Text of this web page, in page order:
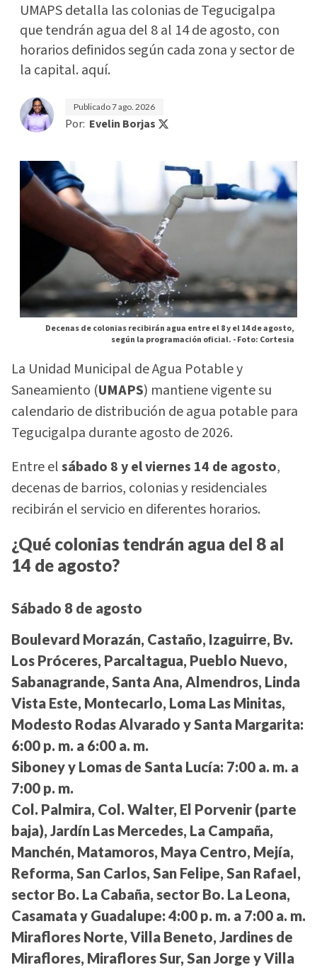
UMAPS detalla las colonias de Tegucigalpa
que tendrán agua del 8 al 14 de agosto, con
horarios definidos según cada zona y sector de
la capital. aquí.
Publicado7 ago. 2026
Por: Evelin Borjas
Decenas de colonias recibirán agua entre el 8 y el 14 de agosto,
según la programación oficial. -Foto: Cortesia
La Unidad Municipal de Agua Potable y
Saneamiento (UMAPS) mantiene vigente su
calendario de distribución de agua potable para
Tegucigalpa durante agosto de 2026.
Entre elsábado 8 y el viernes 14 de agosto,
decenas de barrios, colonias y residenciales
recibirán el servicio en diferentes horarios.
¿Qué colonias tendrán agua del 8 al
14 de agosto?
Sábado 8 de agosto
Boulevard Morazán, Castaño, Izaguirre, Bv.
Los Próceres, Parcaltagua, Pueblo Nuevo,
Sabanagrande, Santa Ana, Almendros, Linda
Vista Este, Montecarlo, Loma Las Minitas,
Modesto Rodas Alvarado y Santa Margarita:
6:00 p. m. a 6:00 a. m.
Siboney y Lomas de Santa Lucía: 7:00 a. m. a
7:00 p. m.
Col. Palmira, Col. Walter, El Porvenir (parte
baja), Jardín Las Mercedes, La Campaña,
Manchén, Matamoros, Maya Centro, Mejía,
Reforma, San Carlos, San Felipe, San Rafael,
sector Bo. La Cabaña, sector Bo. La Leona,
Casamata y Guadalupe: 4:00 p. m. a 7:00 a. m.
Miraflores Norte, Villa Beneto, Jardines de
Miraflores, Miraflores Sur, San Jorge y Villa